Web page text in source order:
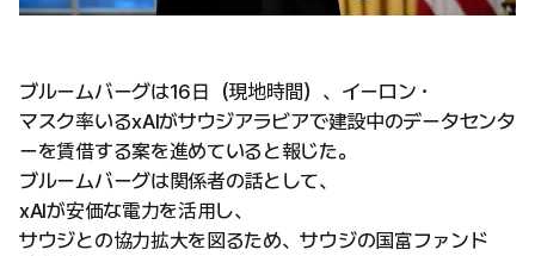
ブルームバーグは16日（現地時間）、イーロン・
マスク率いるxAIがサウジアラビアで建設中のデータセンタ
ーを賃借する案を進めていると報じた。
ブルームバーグは関係者の話として、
xAIが安価な電力を活用し、
サウジとの協力拡大を図るため、サウジの国富ファンド